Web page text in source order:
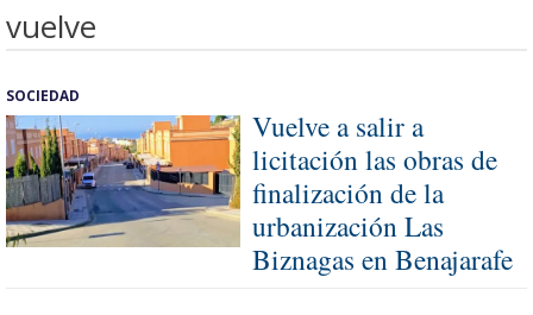
vuelve
SOCIEDAD
Vuelve a salir a
licitación las obras de
finalización de la
urbanización Las
Biznagas en Benajarafe